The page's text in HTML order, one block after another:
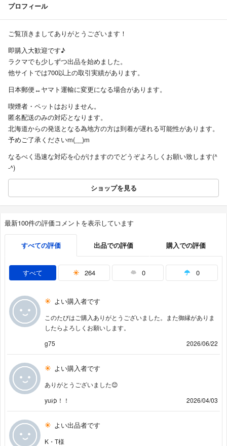
プロフィール
ご覧頂きましてありがとうございます！
即購入大歓迎です♪
ラクマでも少しずつ出品を始めました。
他サイトでは700以上の取引実績があります。
日本郵便↔ヤマト運輸に変更になる場合があります。
喫煙者・ペットはおりません。
匿名配送のみの対応となります。
北海道からの発送となる為地方の方は到着が遅れる可能性があります。
予めご了承くださいm(__)m
なるべく迅速な対応を心がけますのでどうぞよろしくお願い致します(^
-^)
ショップを見る
最新100件の評価コメントを表示しています
すべての評価 出品での評価 購入での評価
すべて 264 0 0
よい購入者です
このたびはご購入ありがとうございました。また御縁がありま
したらよろしくお願いします。
g75
2026/06/22
よい購入者です
ありがとうございました😊
yuゆ！！
2026/04/03
よい出品者です
K・T様